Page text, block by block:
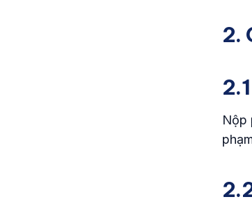
2.
Nộp